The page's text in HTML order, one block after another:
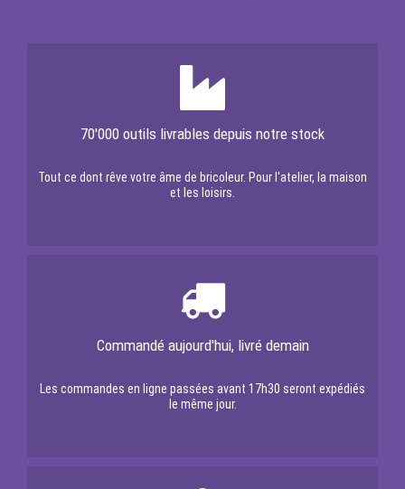
70'000 outils livrables depuis notre stock
Tout ce dont rêve votre âme de bricoleur. Pour l'atelier, la maison
et les loisirs.
Commandé aujourd'hui, livré demain
Les commandes en ligne passées avant 17h30 seront expédiés
le même jour.